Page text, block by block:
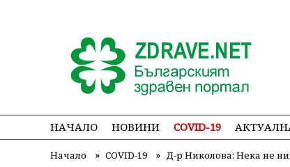
НАЧАЛО НОВИНИ COVID-19
Начало » COVID-19 » Д-р Николова: Нека не